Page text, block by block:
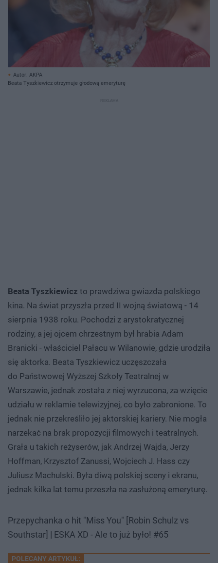
Autor: AKPA
Beata Tyszkiewicz otrzymuje głodową emeryturę
Beata Tyszkiewicz to prawdziwa gwiazda polskiego
kina. Na świat przyszła przed II wojną światową - 14
sierpnia 1938 roku. Pochodzi z arystokratycznej
rodziny, a jej ojcem chrzestnym był hrabia Adam
Branicki - właściciel Pałacu w Wilanowie, gdzie urodziła
się aktorka. Beata Tyszkiewicz uczęszczała
do Państwowej Wyższej Szkoły Teatralnej w
Warszawie, jednak została z niej wyrzucona, za wzięcie
udziału w reklamie telewizyjnej, co było zabronione. To
jednak nie przekreśliło jej aktorskiej kariery. Nie mogła
narzekać na brak propozycji filmowych i teatralnych.
Grała u takich reżyserów, jak Andrzej Wajda, Jerzy
Hoffman, Krzysztof Zanussi, Wojciech J. Hass czy
Juliusz Machulski. Była diwą polskiej sceny i ekranu,
jednak kilka lat temu przeszła na zasłużoną emeryturę.
Przepychanka o hit "Miss You" [Robin Schulz vs
Southstar] | ESKA XD - Ale to już było! #65
POLECANY ARTYKUŁ: